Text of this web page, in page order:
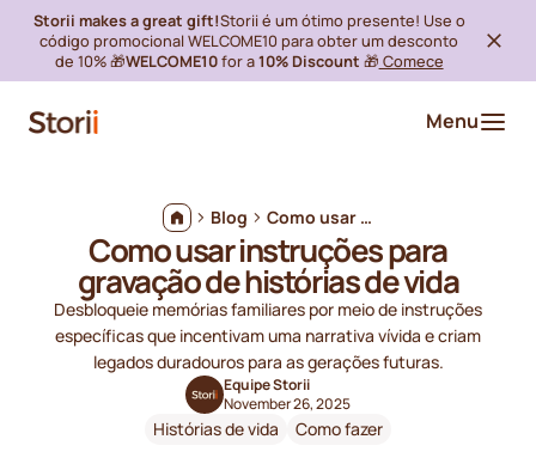
Storii makes a great gift!Storii é um ótimo presente! Use o
código promocional WELCOME10 para obter um desconto
de 10% 🎁WELCOME10for a10% Discount 🎁 Comece
Menu
Blog Como usar instruções para gravação de histórias de vida
Como usar instruções para
gravação de histórias de vida
Desbloqueie memórias familiares por meio de instruções
específicas que incentivam uma narrativa vívida e criam
legados duradouros para as gerações futuras.
Equipe Storii
November 26, 2025
Histórias de vida Como fazer